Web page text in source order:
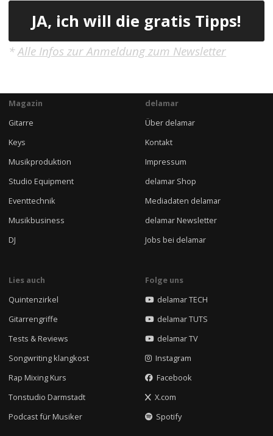
*Alle Infos zur Anmeldung zum Newsletter
Magazin
Gitarre
Keys
Musikproduktion
Studio Equipment
Eventtechnik
Musikbusiness
DJ
delamar
Über delamar
Kontakt
Impressum
delamar Shop
Mediadaten delamar
delamar Newsletter
Jobs bei delamar
Lies auch
Quintenzirkel
Gitarrengriffe
Tests & Reviews
Songwriting klangkost
Rap Mixing Kurs
Tonstudio Darmstadt
Podcast für Musiker
Folge uns
delamar TECH
delamar TUTS
delamar TV
Instagram
Facebook
X.com
Spotify